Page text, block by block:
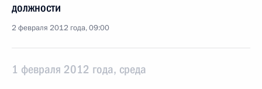
должности
2 февраля 2012 года, 09:00
1 февраля 2012 года, среда